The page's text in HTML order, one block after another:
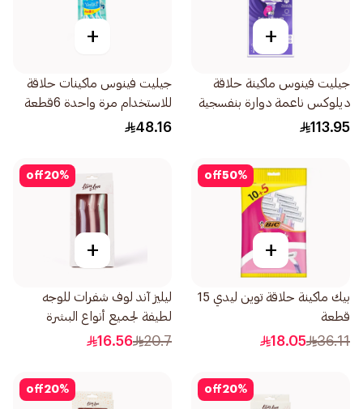
+
جيليت فينوس ماكينة حلاقة
ديلوكس ناعمة دوارة بنفسجية
1قطعة
113.95
+
جيليت فينوس ماكينات حلاقة
للاستخدام مرة واحدة 6قطعة
48.16
50%
off
+
بيك ماكينة حلاقة توين ليدي 15
قطعة
36.11
18.05
20%
off
+
ليليز آند لوف شفرات للوجه
لطيفة لجميع أنواع البشرة
1صندوق
20.7
16.56
20%
off
20%
off